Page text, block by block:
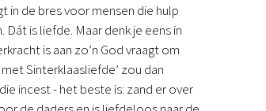
in de bres voor mensen die hulp
is liefde. Maar denk je eens in
is aan zo’n God vraagt om
Sinterklaasliefde’ zou dan
incest - het beste is: zand er over